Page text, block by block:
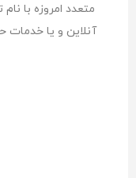
متعدد امروزه با
آنلاین و یا